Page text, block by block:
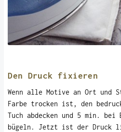
Den Druck fixieren
Wenn alle Motive an Ort und
Farbe trocken ist, den
Tuch abdecken und 5 min. bei
bügeln. Jetzt ist der Druck